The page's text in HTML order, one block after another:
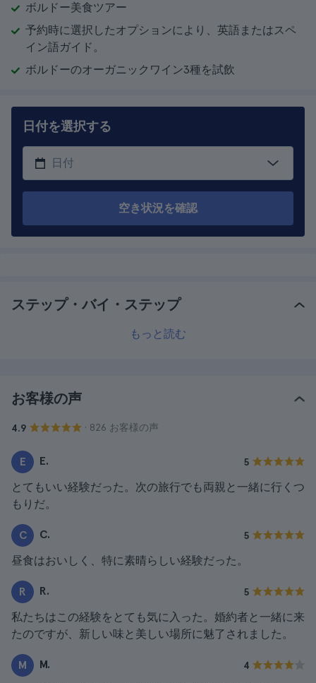
ボルドー美食ツアー
予約時に選択したオプションにより、英語またはスペ
イン語ガイド。
ボルドーのオーガニックワイン3種を試飲
日付を選択する
空き状況を確認
ステップ・バイ・ステップ
もっと読む
お客様の声
4.9 · 826 お客様の声
E E. 5
とてもいい経験だった。次の旅行でも両親と一緒に行くつ
もりだ。
C C. 5
昼食はおいしく、特に素晴らしい経験だった。
R R. 5
私たちはこの経験をとても気に入った。婚約者と一緒に来
たのですが、新しい味と美しい場所に魅了されました。
M M. 4